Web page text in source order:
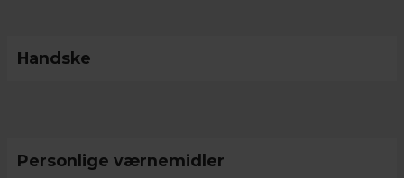
Handske
Personlige værnemidler